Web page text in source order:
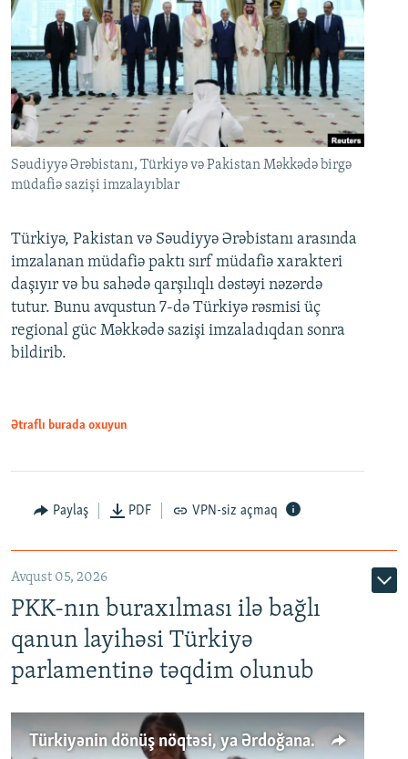
Səudiyyə Ərəbistanı, Türkiyə və Pakistan Məkkədə birgə
müdafiə sazişi imzalayıblar
Türkiyə, Pakistan və Səudiyyə Ərəbistanı arasında
imzalanan müdafiə paktı sırf müdafiə xarakteri
daşıyır və bu sahədə qarşılıqlı dəstəyi nəzərdə
tutur. Bunu avqustun 7-də Türkiyə rəsmisi üç
regional güc Məkkədə sazişi imzaladıqdan sonra
bildirib.
Ətraflı burada oxuyun
Paylaş PDF VPN-siz açmaq
Avqust 05, 2026
PKK-nın buraxılması ilə bağlı
qanun layihəsi Türkiyə
parlamentinə təqdim olunub
Türkiyənin dönüş nöqtəsi, ya Ərdoğana üçüncü şans: PKK ilə qəfil barışıq nə deməkdir?